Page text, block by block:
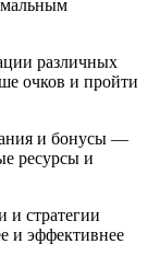
различных
очков и пройти
и бонусы —
ресурсы и
и стратегии
и эффективнее